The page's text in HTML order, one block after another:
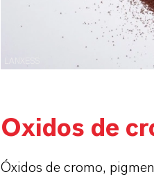
Oxidos de
Óxidos de cromo,